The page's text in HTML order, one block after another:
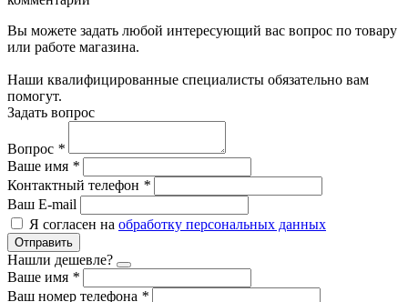
Вы можете задать любой интересующий вас вопрос по товару
или работе магазина.
Наши квалифицированные специалисты обязательно вам
помогут.
Задать вопрос
Вопрос *
Ваше имя *
Контактный телефон *
Ваш E-mail
Я согласен на обработку персональных данных
Отправить
Нашли дешевле?
Ваше имя *
Ваш номер телефона *